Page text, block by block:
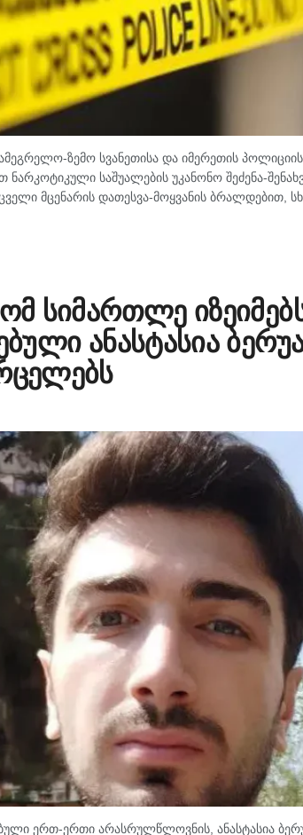
ზემო სვანეთისა და იმერეთის
საშუალების უკანონო შეძენა-
მცენარის დათესვა-მოყვანის ბრალდებით,
სიმართლე
ანასტასია
ერთ-ერთი არასრულწლოვნის, ანასტასია